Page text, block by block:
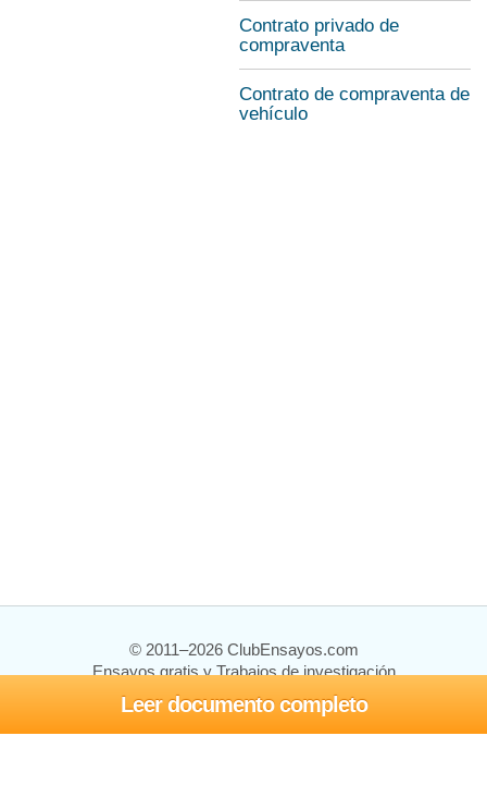
Leer documento completo
Contrato privado de
compraventa
Contrato de compraventa de
vehículo
© 2011–2026 ClubEnsayos.com
Ensayos gratis y Trabajos de investigación